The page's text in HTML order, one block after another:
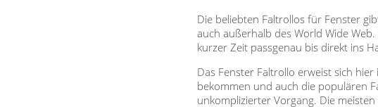
Die beliebten Faltrollos für Fenster
auch außerhalb des World Wide
kurzer Zeit passgenau bis direkt ins
Das Fenster Faltrollo erweist sich
bekommen und auch die populären
unkomplizierter Vorgang. Die